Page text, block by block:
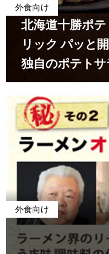
外食向け
北海道十勝ポ
リック パッと
独自のポテトサ
外食向け